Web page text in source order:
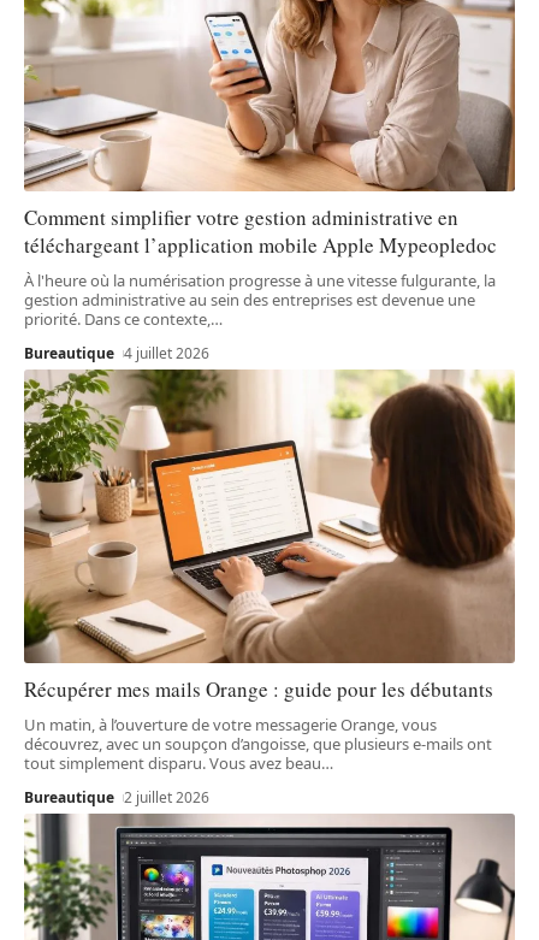
Comment simplifier votre gestion administrative en
téléchargeant l’application mobile Apple Mypeopledoc
À l'heure où la numérisation progresse à une vitesse fulgurante, la
gestion administrative au sein des entreprises est devenue une
priorité. Dans ce contexte, …
Bureautique 4 juillet 2026
Récupérer mes mails Orange : guide pour les débutants
Un matin, à l’ouverture de votre messagerie Orange, vous
découvrez, avec un soupçon d’angoisse, que plusieurs e-mails ont
tout simplement disparu. Vous avez beau…
Bureautique 2 juillet 2026